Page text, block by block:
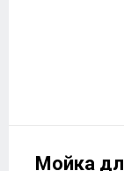
Мойка